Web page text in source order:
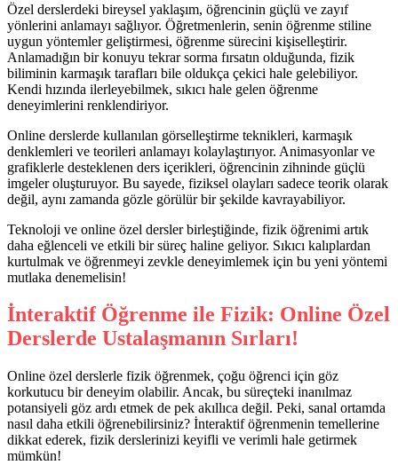
Özel derslerdeki bireysel yaklaşım, öğrencinin güçlü ve zayıf
yönlerini anlamayı sağlıyor. Öğretmenlerin, senin öğrenme stiline
uygun yöntemler geliştirmesi, öğrenme sürecini kişiselleştirir.
Anlamadığın bir konuyu tekrar sorma fırsatın olduğunda, fizik
biliminin karmaşık tarafları bile oldukça çekici hale gelebiliyor.
Kendi hızında ilerleyebilmek, sıkıcı hale gelen öğrenme
deneyimlerini renklendiriyor.
Online derslerde kullanılan görselleştirme teknikleri, karmaşık
denklemleri ve teorileri anlamayı kolaylaştırıyor. Animasyonlar ve
grafiklerle desteklenen ders içerikleri, öğrencinin zihninde güçlü
imgeler oluşturuyor. Bu sayede, fiziksel olayları sadece teorik olarak
değil, aynı zamanda gözle görülür bir şekilde kavrayabiliyor.
Teknoloji ve online özel dersler birleştiğinde, fizik öğrenimi artık
daha eğlenceli ve etkili bir süreç haline geliyor. Sıkıcı kalıplardan
kurtulmak ve öğrenmeyi zevkle deneyimlemek için bu yeni yöntemi
mutlaka denemelisin!
İnteraktif Öğrenme ile Fizik: Online Özel
Derslerde Ustalaşmanın Sırları!
Online özel derslerle fizik öğrenmek, çoğu öğrenci için göz
korkutucu bir deneyim olabilir. Ancak, bu süreçteki inanılmaz
potansiyeli göz ardı etmek de pek akıllıca değil. Peki, sanal ortamda
nasıl daha etkili öğrenebilirsiniz? İnteraktif öğrenmenin temellerine
dikkat ederek, fizik derslerinizi keyifli ve verimli hale getirmek
mümkün!